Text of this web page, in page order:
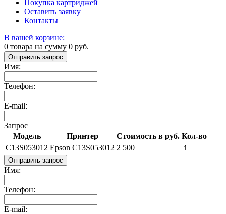
Покупка картриджей
Оставить заявку
Контакты
В вашей корзине:
0 товара на сумму 0 руб.
Отправить запрос
Имя:
Телефон:
E-mail:
Запрос
Модель
Принтер Стоимость в руб. Кол-во
C13S053012 Epson C13S053012 2 500
Отправить запрос
Имя:
Телефон:
E-mail: